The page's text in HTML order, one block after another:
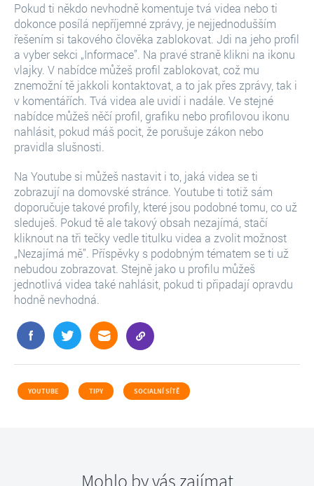
Pokud ti někdo nevhodně komentuje tvá videa nebo ti
dokonce posílá nepříjemné zprávy, je nejjednodušším
řešením si takového člověka zablokovat. Jdi na jeho profil
a vyber sekci „Informace”. Na pravé straně klikni na ikonu
vlajky. V nabídce můžeš profil zablokovat, což mu
znemožní tě jakkoli kontaktovat, a to jak přes zprávy, tak i
v komentářích. Tvá videa ale uvidí i nadále. Ve stejné
nabídce můžeš něčí profil, grafiku nebo profilovou ikonu
nahlásit, pokud máš pocit, že porušuje zákon nebo
pravidla slušnosti.
Na Youtube si můžeš nastavit i to, jaká videa se ti
zobrazují na domovské stránce. Youtube ti totiž sám
doporučuje takové profily, které jsou podobné tomu, co už
sleduješ. Pokud tě ale takový obsah nezajímá, stačí
kliknout na tři tečky vedle titulku videa a zvolit možnost
„Nezajímá mě”. Příspěvky s podobným tématem se ti už
nebudou zobrazovat. Stejně jako u profilu můžeš
jednotlivá videa také nahlásit, pokud ti připadají opravdu
hodně nevhodná.
YOUTUBE TIPY SOCIALNÍ SÍTĚ
Mohlo by vás zajímat